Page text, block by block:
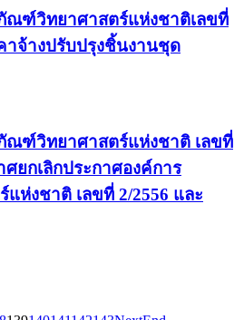
ณฑ์วิทยาศาสตร์แห่งชาติเลขที่
าจ้างปรับปรุงชิ้นงานชุด
ณฑ์วิทยาศาสตร์แห่งชาติ เลขที่
ศยกเลิกประกาศองค์การ
ห่งชาติ เลขที่ 2/2556 และ